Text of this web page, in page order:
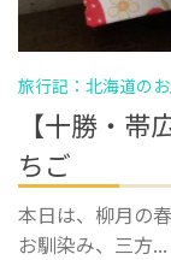
旅行記：北海道の
【十勝・
ちご
本日は、柳月の
お馴染み、三方...